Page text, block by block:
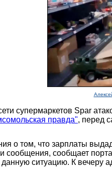
супермаркетов Spar
правда", перед
о том, что зарплаты
сообщения, сообщает
ситуацию. К